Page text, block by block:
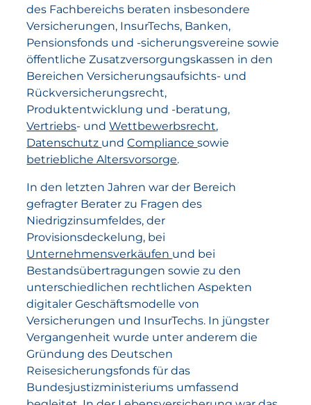
des Fachbereichs beraten insbesondere
Versicherungen, InsurTechs, Banken,
Pensionsfonds und -sicherungsvereine sowie
öffentliche Zusatzversorgungskassen in den
Bereichen Versicherungsaufsichts- und
Rückversicherungsrecht,
Produktentwicklung und -beratung,
Vertriebs- undWettbewerbsrecht,
Datenschutz undCompliancesowie
betriebliche Altersvorsorge.
In den letzten Jahren war der Bereich
gefragter Berater zu Fragen des
Niedrigzinsumfeldes, der
Provisionsdeckelung, bei
Unternehmensverkäufen und bei
Bestandsübertragungen sowie zu den
unterschiedlichen rechtlichen Aspekten
digitaler Geschäftsmodelle von
Versicherungen und InsurTechs. In jüngster
Vergangenheit wurde unter anderem die
Gründung des Deutschen
Reisesicherungsfonds für das
Bundesjustizministeriums umfassend